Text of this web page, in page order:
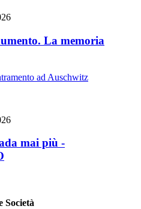
La memoria
mai più -
Società